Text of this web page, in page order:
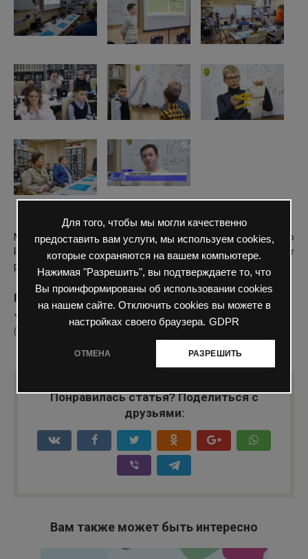
Для того, чтобы мы могли качественно
предоставить вам услуги, мы используем cookies,
которые сохраняются на вашем компьютере.
Нажимая "Разрешить", вы подтверждаете то, что
Вы проинформированы об использовании cookies
на нашем сайте. Отключить cookies вы можете в
настройках своего браузера. GDPR
ОТМЕНА РАЗРЕШИТЬ
Мы гордимся научной разработкой ребят и надеемся, что
Роман не остановится на достигнутом и продолжит
работу над важными для людей проектами!
Рейтинг
( 5
0 147 просмотров проект
Понравилась статья? Поделиться с
друзьями:
Вам также может быть интересно